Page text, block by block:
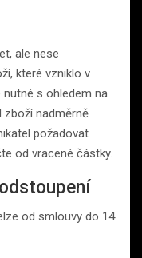
ale nese
které vzniklo v
nutné s ohledem na
zboží nadměrně
požadovat
od vracené částky.
od smlouvy do 14